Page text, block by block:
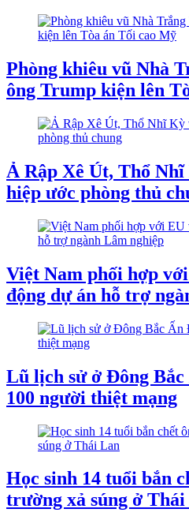
Phòng khiêu vũ Nhà
ông Trump kiện lên
Ả Rập Xê Út, Thổ
hiệp ước phòng thủ
Việt Nam phối hợp
động dự án hỗ trợ
Lũ lịch sử ở Đông
100 người thiệt mạng
Học sinh 14 tuổi bắn
trường xả súng ở